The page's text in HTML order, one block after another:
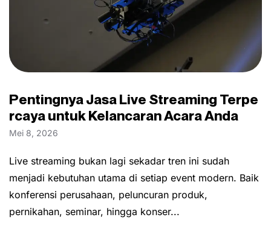
Pentingnya Jasa Live Streaming Terpe
rcaya untuk Kelancaran Acara Anda
Mei 8, 2026
Live streaming bukan lagi sekadar tren ini sudah
menjadi kebutuhan utama di setiap event modern. Baik
konferensi perusahaan, peluncuran produk,
pernikahan, seminar, hingga konser...